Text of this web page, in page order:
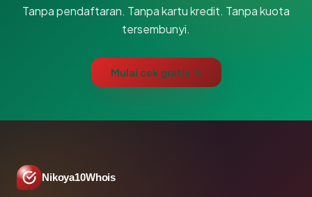
Tanpa pendaftaran. Tanpa kartu kredit. Tanpa kuota
tersembunyi.
Mulai cek gratis →
Nikoya10Whois